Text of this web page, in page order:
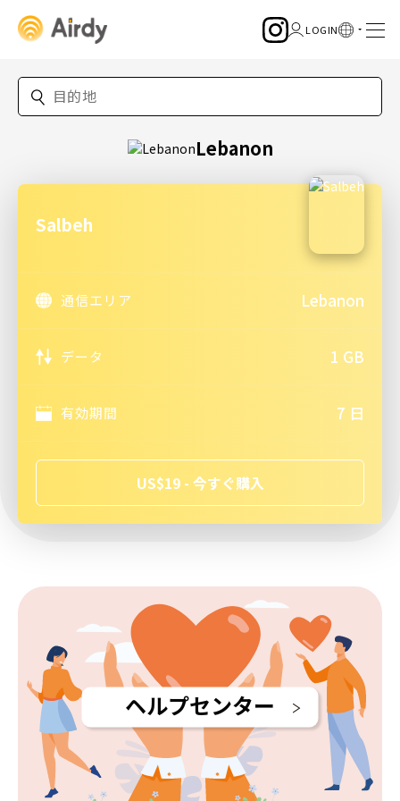
Lebanon
Salbeh
通信エリア Lebanon
データ 1 GB
有効期間 7 日
US$19 - 今すぐ購入
ヘルプセンター